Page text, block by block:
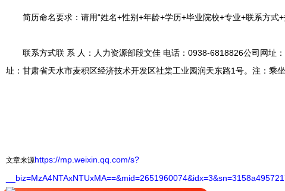
简历命名要求：请用“姓名+性别+年龄+学历+毕业院校+专业+联系方式+
联系方式联 系 人：人力资源部段文佳 电话：0938-6818826公司网址
址：甘肃省天水市麦积区经济技术开发区社棠工业园润天东路1号。注：乘
文章来源https://mp.weixin.qq.com/s?